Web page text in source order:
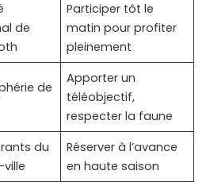
de
Participer tôt le
matin pour profiter
pleinement
de
Apporter un
téléobjectif,
respecter la faune
du
Réserver à l’avance
en haute saison